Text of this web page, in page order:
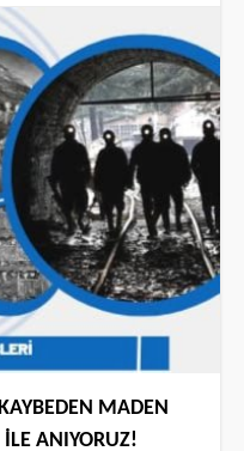
MADEN
İLE ANIYORUZ!